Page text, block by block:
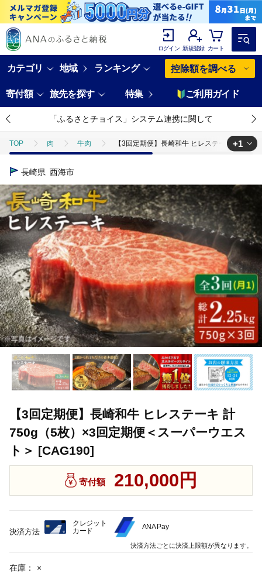
ログイン 新規登録 カート
カテゴリ 地域 ランキング 控除額を調べる
寄付額 旅先を探す 特集 ご利用ガイド
「ふるさとチョイス」システム連携に関して
TOP 肉 牛肉 【3回定期便】長崎和牛 ヒレステーキ 計
TOP
+1
長崎県 西海市
【3回定期便】長崎和牛 ヒレステーキ 計
750g（5枚）×3回定期便＜スーパーウエス
ト＞ [CAG190]
寄付額 210,000円
在庫： ×
決済方法
クレジット
カード
ANA Pay
決済方法ごとに決済上限額が異なります。